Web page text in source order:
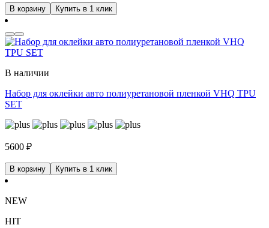
В корзину Купить в 1 клик
В наличии
Набор для оклейки авто полиуретановой пленкой VHQ TPU
SET
5600 ₽
В корзину Купить в 1 клик
NEW
HIT